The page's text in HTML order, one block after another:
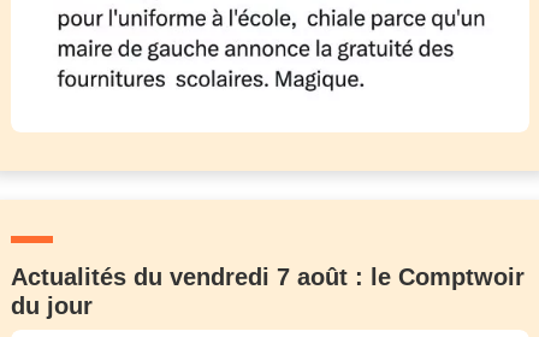
Actualités du vendredi 7 août : le Comptwoir
du jour